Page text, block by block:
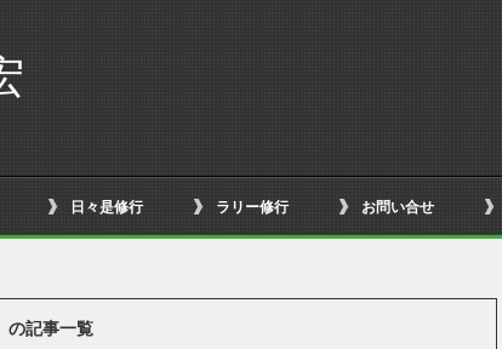
日々是修行 ラリー修行 お問い合せ
の記事一覧